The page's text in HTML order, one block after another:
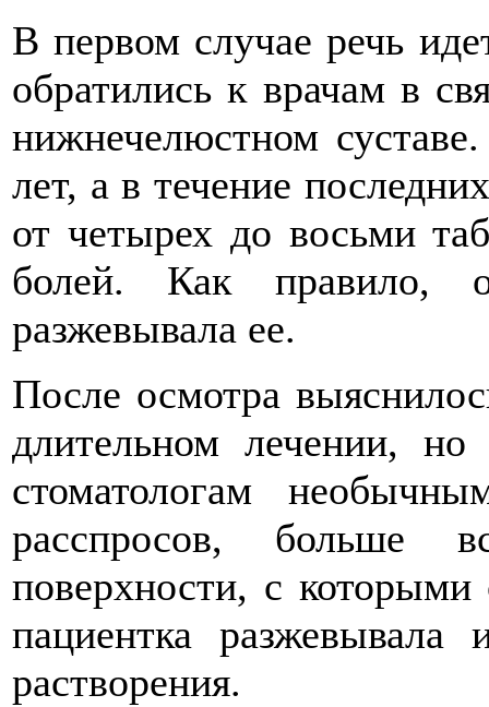
В первом случае речь
обратились к врачам в
нижнечелюстном
лет, а в течение
от четырех до восьми
болей. Как правило,
разжевывала ее.
После осмотра
длительном лечении, но
стоматологам
расспросов, больше
поверхности, с которыми
пациентка
растворения.